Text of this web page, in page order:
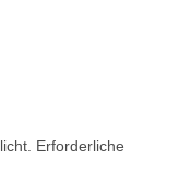
Erforderliche